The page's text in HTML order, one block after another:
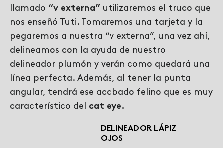
llamado “v externa” utilizaremos el truco que
nos enseñó Tuti. Tomaremos una tarjeta y la
pegaremos a nuestra “v externa”, una vez ahí,
delineamos con la ayuda de nuestro
delineador plumón y verán como quedará una
línea perfecta. Además, al tener la punta
angular, tendrá ese acabado felino que es muy
característico del cat eye.
DELINEADOR LÁPIZ
OJOS